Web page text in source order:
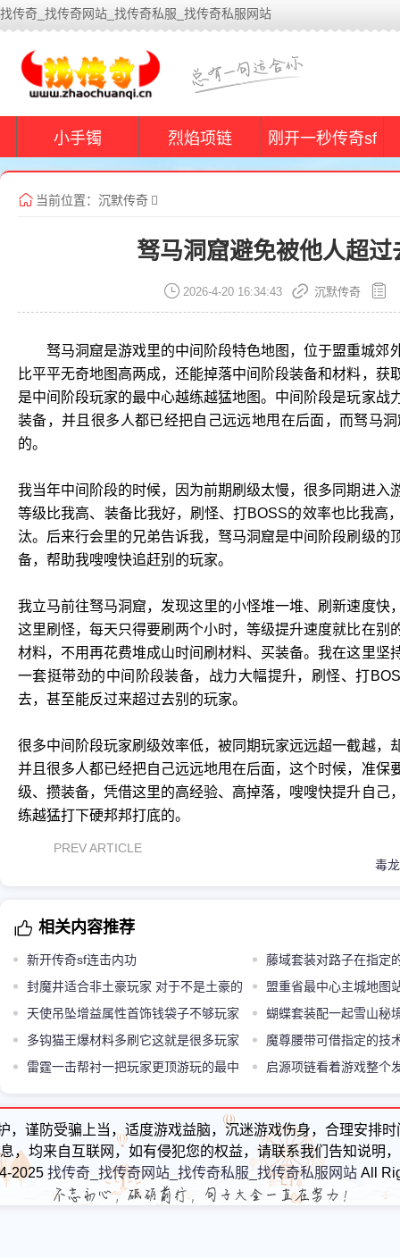
找传奇_找传奇网站_找传奇私服_找传奇私服网站
小手镯 烈焰项链 刚开一秒传奇sf
当前位置： 沉默传奇
驽马洞窟避免被他人超
2026-4-20 16:34:43 沉默传奇
驽马洞窟是游戏里的中间阶段特色地图，位于盟重城
比平平无奇地图高两成，还能掉落中间阶段装备和材料，
是中间阶段玩家的最中心越练越猛地图。中间阶段是玩家
装备，并且很多人都已经把自己远远地甩在后面，而驽马
的。
我当年中间阶段的时候，因为前期刷级太慢，很多同期进
等级比我高、装备比我好，刷怪、打BOSS的效率也比我高
汰。后来行会里的兄弟告诉我，驽马洞窟是中间阶段刷级
备，帮助我嗖嗖快追赶别的玩家。
我立马前往驽马洞窟，发现这里的小怪堆一堆、刷新速度
这里刷怪，每天只得要刷两个小时，等级提升速度就比在
材料，不用再花费堆成山时间刷材料、买装备。我在这里
一套挺带劲的中间阶段装备，战力大幅提升，刷怪、打
去，甚至能反过来超过去别的玩家。
很多中间阶段玩家刷级效率低，被同期玩家远远超一截越
并且很多人都已经把自己远远地甩在后面，这个时候，准
级、攒装备，凭借这里的高经验、高掉落，嗖嗖快提升自
练越猛打下硬邦邦打底的。
PREV ARTICLE
相关内容推荐
新开传奇sf连击内功
藤域套装对路子在指定
色套装
封魔井适合非土豪玩家 对于不是土豪的
你来说是攒资源好地方
盟重省最中心主城地图
强势进攻节奏
天使吊坠增益属性首饰钱袋子不够玩家
可按需获取
蝴蝶套装配一起雪山秘
装
多钩猫王爆材料多刷它这就是很多玩家
们选择的一个最为主要的部分
魔尊腰带可借指定的技
备
雷霆一击帮衬一把玩家更顶游玩的最中
心技能
启源项链看着游戏整个
，谨防受骗上当，适度游戏益脑，沉迷游戏伤身，合理安排
，均来自互联网，如有侵犯您的权益，请联系我们告知说明
2025 找传奇_找传奇网站_找传奇私服_找传奇私服网站All